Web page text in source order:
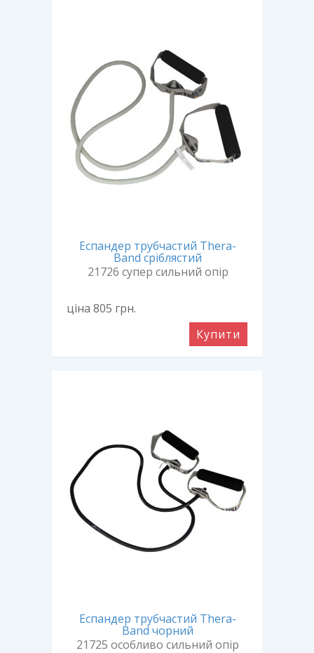
Еспандер трубчастий Thera-
Band сріблястий
21726 супер сильний опір
ціна 805 грн.
Купити
Еспандер трубчастий Thera-
Band чорний
21725 особливо сильний опір